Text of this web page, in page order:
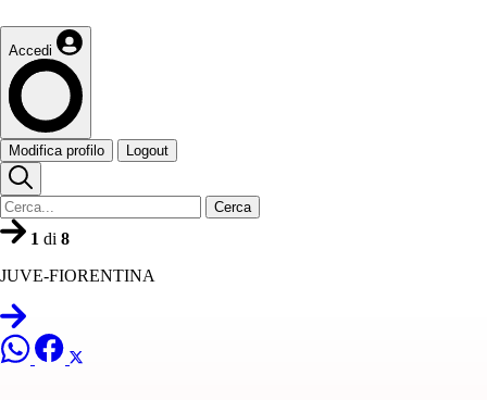
Accedi
Modifica profilo Logout
Cerca
1 di 8
JUVE-FIORENTINA